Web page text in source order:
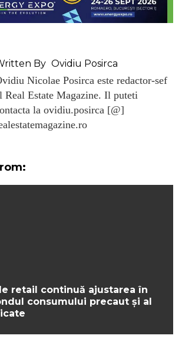
By Ovidiu Posirca
Nicolae Posirca este redactor-sef
Real Estate Magazine. Il puteti
la ovidiu.posirca [@]
retail continuă ajustarea în
consumului precaut și al